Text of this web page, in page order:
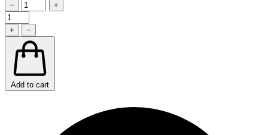
− +
+ −
Add to cart